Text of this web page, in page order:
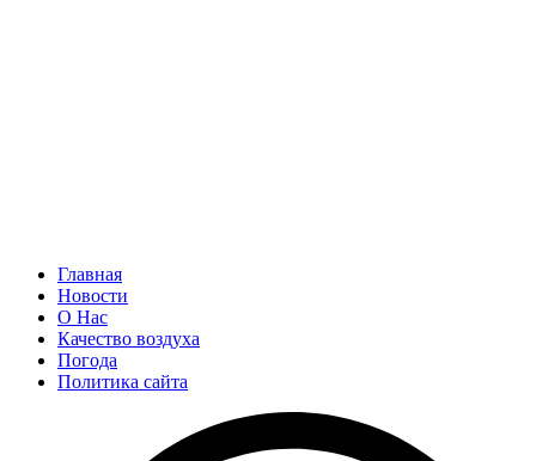
Главная
Новости
О Нас
Качество воздуха
Погода
Политика сайта